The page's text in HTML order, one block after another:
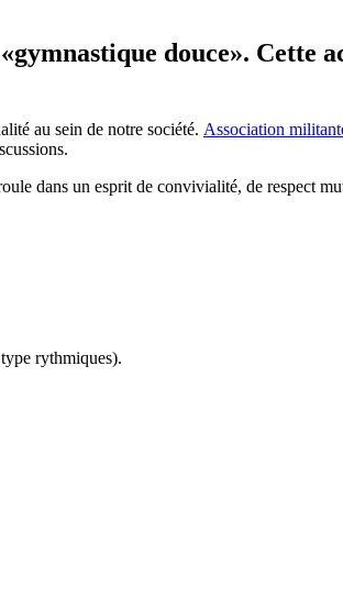
douce». Cette
au sein de notre société. Association
dans un esprit de convivialité, de respect
rythmiques).